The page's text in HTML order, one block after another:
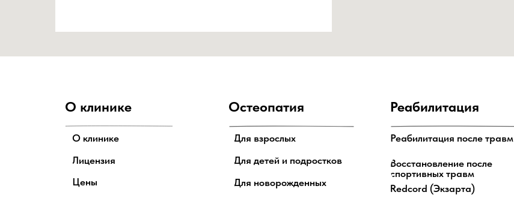
О клинике
О клинике
Лицензия
Цены
Остеопатия Реабилитация
Для взрослых
Для детей и подростков
Для новорожденных
Реабилитация после травм
Восстановление после
спортивных травм
Redcord (Экзарта)